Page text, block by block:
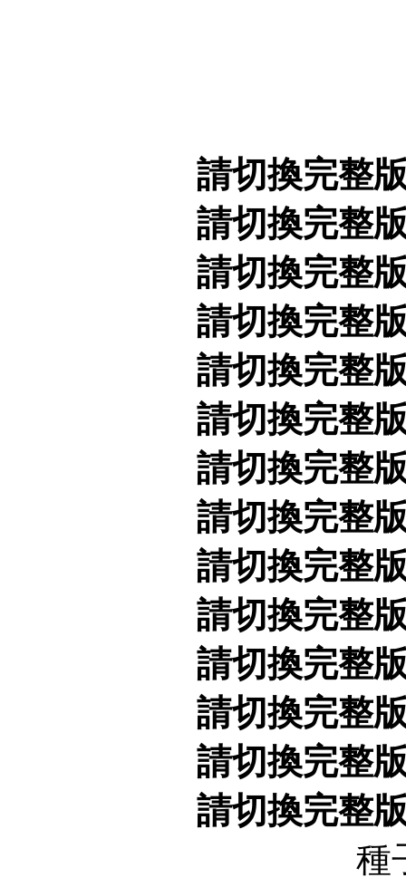
請切換完整
請切換完整
請切換完整
請切換完整
請切換完整
請切換完整
請切換完整
請切換完整
請切換完整
請切換完整
請切換完整
請切換完整
請切換完整
請切換完整
種